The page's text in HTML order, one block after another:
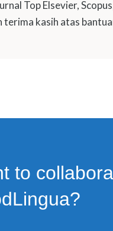
Top Elsevier,
terima kasih atas
to